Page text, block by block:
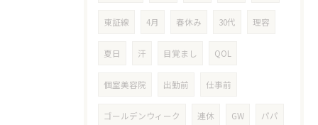
東証線 4月 春休み 30代 理容
夏日 汗 目覚まし QOL
個室美容院 出勤前 仕事前
ゴールデンウィーク 連休 GW パパ